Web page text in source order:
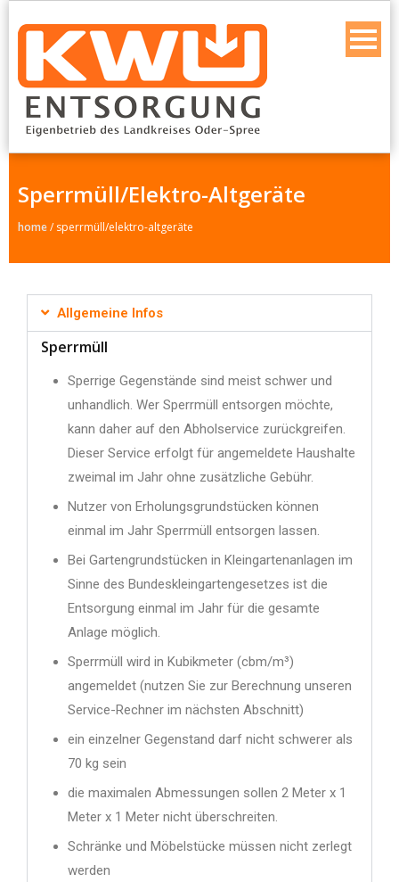
Sperrmüll/Elektro-Altgeräte
home/sperrmüll/elektro-altgeräte
Allgemeine Infos
Sperrmüll
Sperrige Gegenstände sind meist schwer und
unhandlich. Wer Sperrmüll entsorgen möchte,
kann da­her auf den Abholservice zurück­greifen.
Dieser Service erfolgt für angemeldete Haushalte
zweimal im Jahr ohne zusätzliche Gebühr.
Nutzer von Erholungsgrund­stücken kön­nen
einmal im Jahr Sperrmüll entsorgen lassen.
Bei Garten­grund­stücken in Kleingartenan­la­gen im
Sinne des Bundes­klein­­gar­ten­ge­setzes ist die
Entsorgung einmal im Jahr für die gesamte
Anlage möglich.
Sperrmüll wird in Kubikmeter (cbm/m³)
angemeldet (nutzen Sie zur Berechnung unseren
Service-Rechner im nächsten Abschnitt)
ein einzelner Gegenstand darf nicht schwerer als
70 kg sein
die maximalen Abmessungen sollen 2 Meter x 1
Meter x 1 Meter nicht überschreiten.
Schränke und Möbelstücke müssen nicht zerlegt
werden